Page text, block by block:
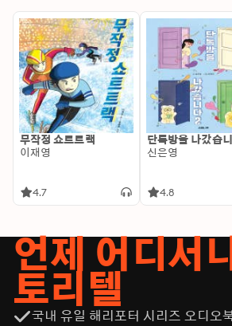
무작정 쇼트트랙
이재영
4.7
단톡방을 나갔습
신은영
4.8
언제 어디서
토리텔
국내 유일 해리포터 시리즈 오디오